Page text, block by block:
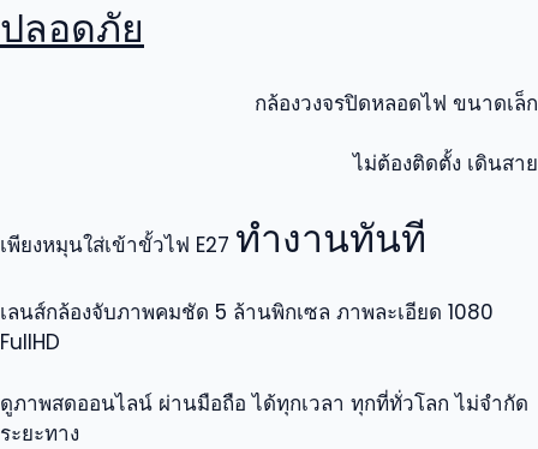
ปลอดภัย
กล้องวงจรปิดหลอดไฟ ขนาดเล็ก
ไม่ต้องติดตั้ง เดินสาย
เพียงหมุนใส่เข้าขั้วไฟ E27 ทำงานทันที
เลนส์กล้องจับภาพคมชัด 5 ล้านพิกเซล ภาพละเอียด 1080
FullHD
ดูภาพสดออนไลน์ ผ่านมือถือ ได้ทุกเวลา ทุกที่ทั่วโลก ไม่จำกัด
ระยะทาง